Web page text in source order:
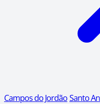
Campos do JordãoSanto